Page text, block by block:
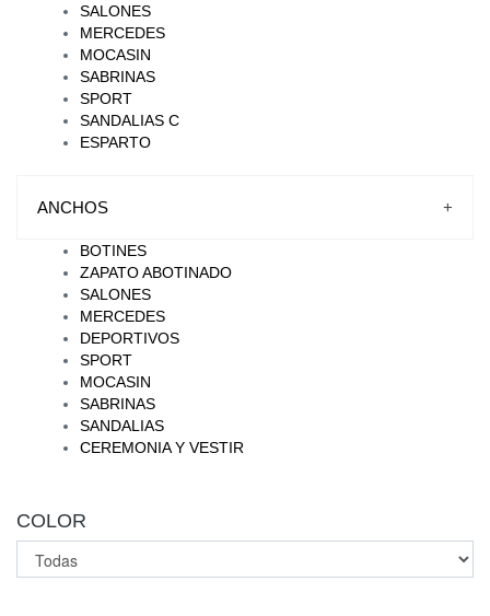
SALONES
MERCEDES
MOCASIN
SABRINAS
SPORT
SANDALIAS C
ESPARTO
ANCHOS +
BOTINES
ZAPATO ABOTINADO
SALONES
MERCEDES
DEPORTIVOS
SPORT
MOCASIN
SABRINAS
SANDALIAS
CEREMONIA Y VESTIR
COLOR